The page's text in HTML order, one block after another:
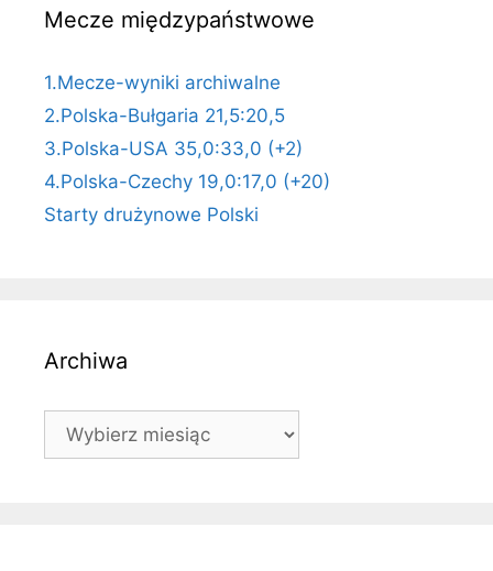
Mecze międzypaństwowe
1.Mecze-wyniki archiwalne
2.Polska-Bułgaria 21,5:20,5
3.Polska-USA 35,0:33,0 (+2)
4.Polska-Czechy 19,0:17,0 (+20)
Starty drużynowe Polski
Archiwa
Archiwa